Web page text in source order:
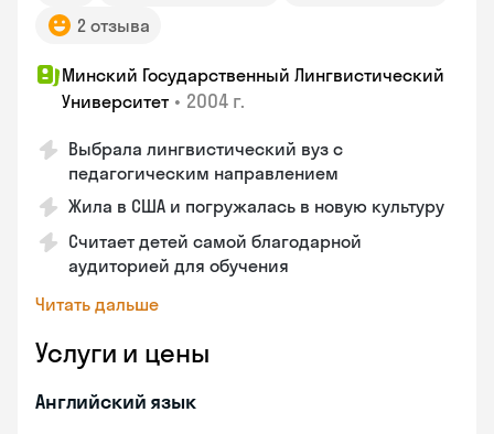
2 отзыва
Минский Государственный Лингвистический
Университет • 2004 г.
Выбрала лингвистический вуз с
педагогическим направлением
Жила в США и погружалась в новую культуру
Считает детей самой благодарной
аудиторией для обучения
Читать дальше
Услуги и цены
Английский язык